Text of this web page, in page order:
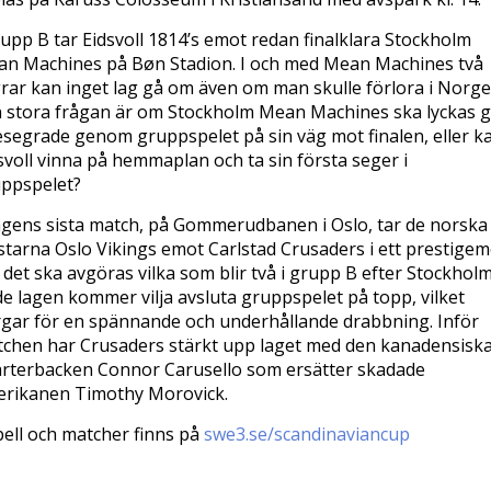
B tar Eidsvoll 1814’s emot redan finalklara Stockholm
Machines på Bøn Stadion. I och med Mean Machines två
kan inget lag gå om även om man skulle förlora i
stora frågan är om Stockholm Mean Machines ska lyckas
genom gruppspelet på sin väg mot finalen, eller
vinna på hemmaplan och ta sin första seger i
sista match, på Gommerudbanen i Oslo, tar de norska
Oslo Vikings emot Carlstad Crusaders i ett
ska avgöras vilka som blir två i grupp B efter
lagen kommer vilja avsluta gruppspelet på topp, vilket
för en spännande och underhållande drabbning. Inför
har Crusaders stärkt upp laget med den
Connor Carusello som ersätter skadade
Timothy Morovick.
och matcher finns på swe3.se/scandinaviancup